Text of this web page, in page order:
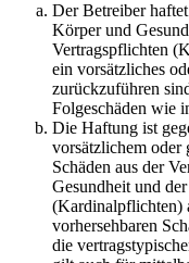
Der Betreiber
Körper und
Vertragspflichten
ein vorsätzliches
zurückzuführen
Folgeschäden wie
Die Haftung ist
vorsätzlichem oder
Schäden aus der
Gesundheit und
(Kardinalpflichten)
vorhersehbaren
die